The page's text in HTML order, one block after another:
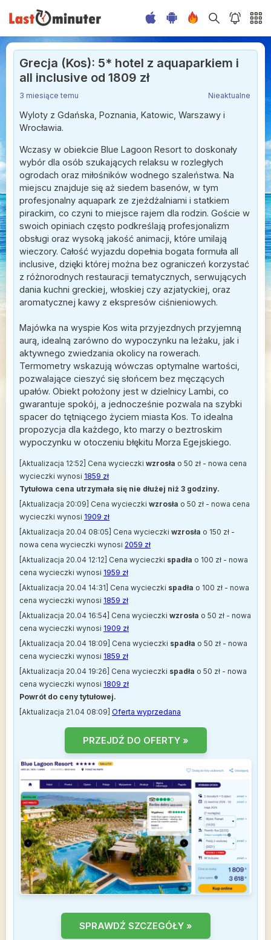
Grecja (Kos): 5* hotel z aquaparkiem i
all inclusive od 1809 zł
3 miesiące temu Nieaktualne
Wyloty z Gdańska, Poznania, Katowic, Warszawy i
Wrocławia.
Wczasy w obiekcie Blue Lagoon Resort to doskonały
wybór dla osób szukających relaksu w rozległych
ogrodach oraz miłośników wodnego szaleństwa. Na
miejscu znajduje się aż siedem basenów, w tym
profesjonalny aquapark ze zjeżdżalniami i statkiem
pirackim, co czyni to miejsce rajem dla rodzin. Goście w
swoich opiniach często podkreślają profesjonalizm
obsługi oraz wysoką jakość animacji, które umilają
wieczory. Całość wyjazdu dopełnia bogata formuła all
inclusive, dzięki której można bez ograniczeń korzystać
z różnorodnych restauracji tematycznych, serwujących
dania kuchni greckiej, włoskiej czy azjatyckiej, oraz
aromatycznej kawy z ekspresów ciśnieniowych.
Majówka na wyspie Kos wita przyjezdnych przyjemną
aurą, idealną zarówno do wypoczynku na leżaku, jak i
aktywnego zwiedzania okolicy na rowerach.
Termometry wskazują wówczas optymalne wartości,
pozwalające cieszyć się słońcem bez męczących
upałów. Obiekt położony jest w dzielnicy Lambi, co
gwarantuje spokój, a jednocześnie pozwala na szybki
spacer do tętniącego życiem miasta Kos. To idealna
propozycja dla każdego, kto marzy o beztroskim
wypoczynku w otoczeniu błękitu Morza Egejskiego.
[Aktualizacja 12:52] Cena wycieczki wzrosła o 50 zł - nowa cena
wycieczki wynosi 1859 zł
Tytułowa cena utrzymała się nie dłużej niż 3 godziny.
[Aktualizacja 20:09] Cena wycieczki wzrosła o 50 zł - nowa cena
wycieczki wynosi 1909 zł
[Aktualizacja 20.04 08:05] Cena wycieczki wzrosła o 150 zł -
nowa cena wycieczki wynosi 2059 zł
[Aktualizacja 20.04 12:12] Cena wycieczki spadła o 100 zł - nowa
cena wycieczki wynosi 1959 zł
[Aktualizacja 20.04 14:31] Cena wycieczki spadła o 100 zł - nowa
cena wycieczki wynosi 1859 zł
[Aktualizacja 20.04 16:54] Cena wycieczki wzrosła o 50 zł - nowa
cena wycieczki wynosi 1909 zł
[Aktualizacja 20.04 18:09] Cena wycieczki spadła o 50 zł - nowa
cena wycieczki wynosi 1859 zł
[Aktualizacja 20.04 19:26] Cena wycieczki spadła o 50 zł - nowa
cena wycieczki wynosi 1809 zł
Powrót do ceny tytułowej.
[Aktualizacja 21.04 08:09] Oferta wyprzedana
PRZEJDŹ DO OFERTY »
SPRAWDŹ SZCZEGÓŁY »